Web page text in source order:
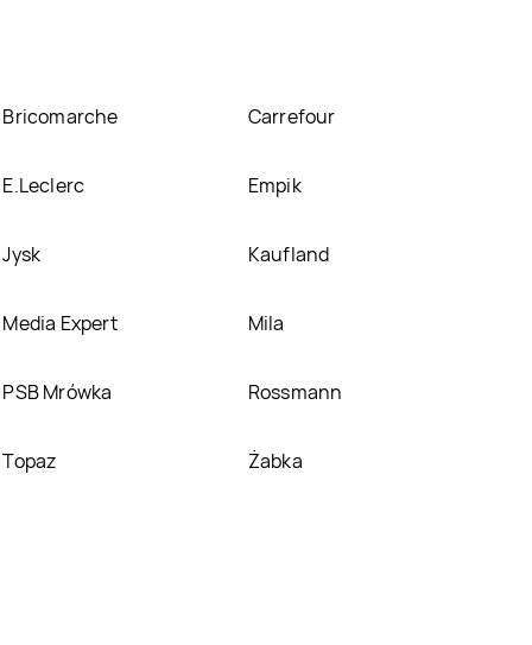
Bricomarche Carrefour
E.Leclerc Empik
Jysk Kaufland
Media Expert Mila
PSB Mrówka Rossmann
Topaz Żabka